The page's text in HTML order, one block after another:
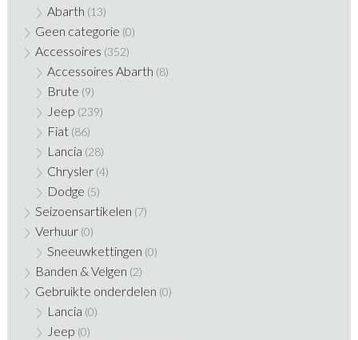
Abarth (13)
Geen categorie (0)
Accessoires (352)
Accessoires Abarth (8)
Brute (9)
Jeep (239)
Fiat (86)
Lancia (28)
Chrysler (4)
Dodge (5)
Seizoensartikelen (7)
Verhuur (0)
Sneeuwkettingen (0)
Banden & Velgen (2)
Gebruikte onderdelen (0)
Lancia (0)
Jeep (0)